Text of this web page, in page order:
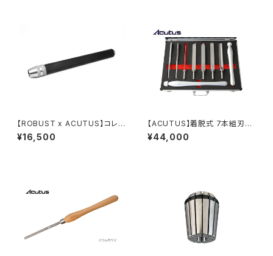
【ROBUST x ACUTUS】コレッ
トツールハンドル
¥16,500
【ACUTUS】着脱式 7本組刃物
＋2ハンドルセット
¥44,000